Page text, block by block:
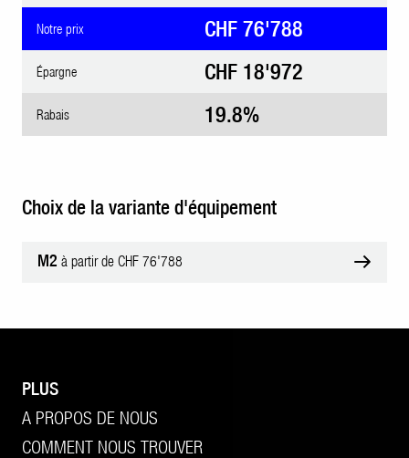
Notre prix CHF 76'788
Épargne CHF 18'972
Rabais 19.8%
Choix de la variante d'équipement
M2 à partir de CHF 76'788
PLUS
A PROPOS DE NOUS
COMMENT NOUS TROUVER